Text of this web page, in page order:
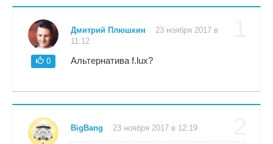
0
Дмитрий Плюшкин
23 ноября 2017 в
11:12
Альтернатива f.lux?
BigBang 23 ноября 2017 в 12:19